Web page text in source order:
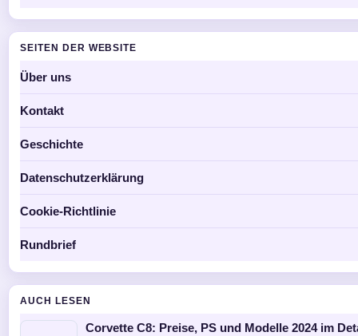
SEITEN DER WEBSITE
Über uns
Kontakt
Geschichte
Datenschutzerklärung
Cookie-Richtlinie
Rundbrief
AUCH LESEN
Corvette C8: Preise, PS und Modelle 2024 im